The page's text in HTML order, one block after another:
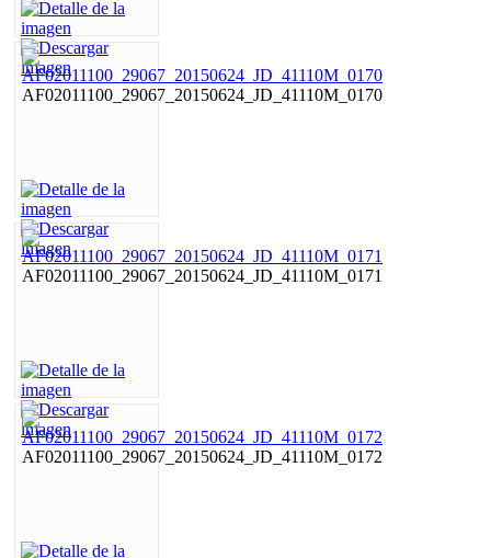
AF02011100_29067_20150624_JD_41110M_0170
AF02011100_29067_20150624_JD_41110M_0171
AF02011100_29067_20150624_JD_41110M_0172